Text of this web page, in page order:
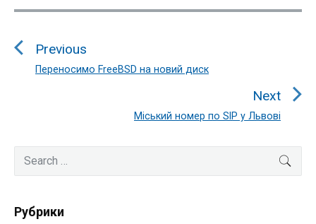
Навигация
записям
Previous
Previous
Переносимо FreeBSD на новий диск
Next
Next
Міський номер по SIP у Львові
Primary
Sidebar
for:
Рубрики